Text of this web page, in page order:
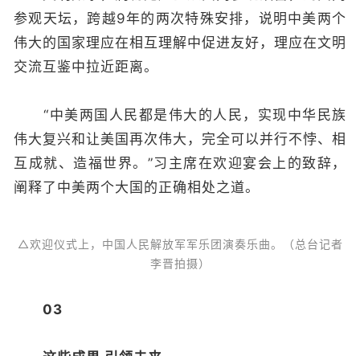
参观天坛，跨越9年的两次特殊安排，说明中美两个
伟大的国家理应在相互理解中促进友好，理应在文明
交流互鉴中拉近距离。
“中美两国人民都是伟大的人民，实现中华民族
伟大复兴和让美国再次伟大，完全可以并行不悖、相
互成就、造福世界。”习主席在欢迎宴会上的致辞，
阐释了中美两个大国的正确相处之道。
△欢迎仪式上，中国人民解放军军乐团演奏乐曲。（总台记者
李晋拍摄）
03